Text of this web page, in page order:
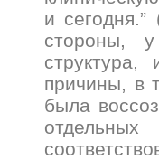
и
стороны,
структура,
причины, в
была